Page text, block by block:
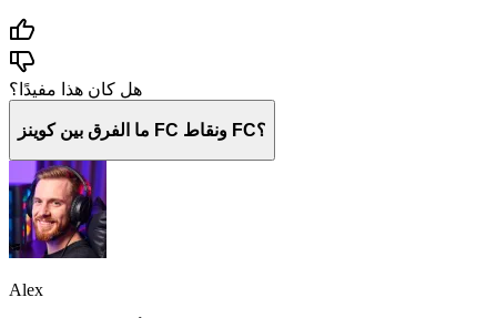
هل كان هذا مفيدًا؟
ما الفرق بين كوينز FC ونقاط FC؟
Alex